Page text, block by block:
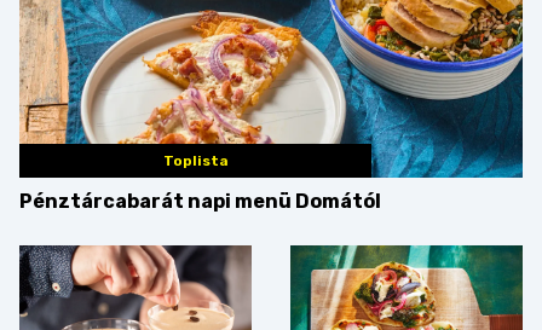
Toplista
Pénztárcabarát napi menü Domától